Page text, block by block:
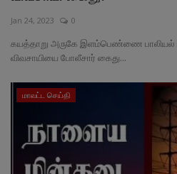
Jan 24, 2023 0
கயத்தாறு அருகே இளம்பெண்ணை பாலியல்
விவசாயியை போலீசார் கைது...
மாவட்ட செய்தி